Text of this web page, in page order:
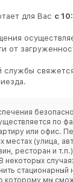
для Вас с
от
службы
по
или офис.
местах (улица,
ресторан и
некоторых
стационарный
которому мы